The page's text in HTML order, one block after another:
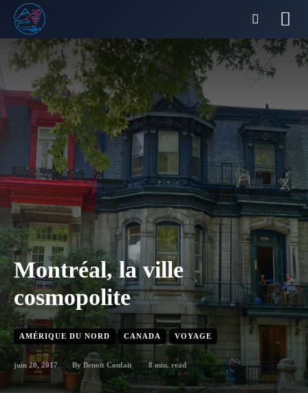
Montréal, la ville
cosmopolite
AMÉRIQUE DU NORD CANADA VOYAGE
juin 20, 2017 By Benoit Confait 8min. read